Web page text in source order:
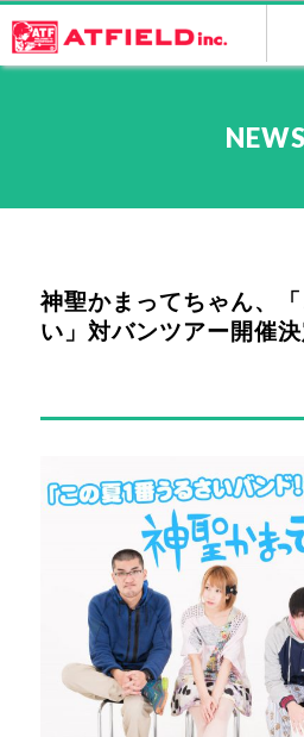
NEWS
神聖かまってちゃん、
い」対バンツアー開催決